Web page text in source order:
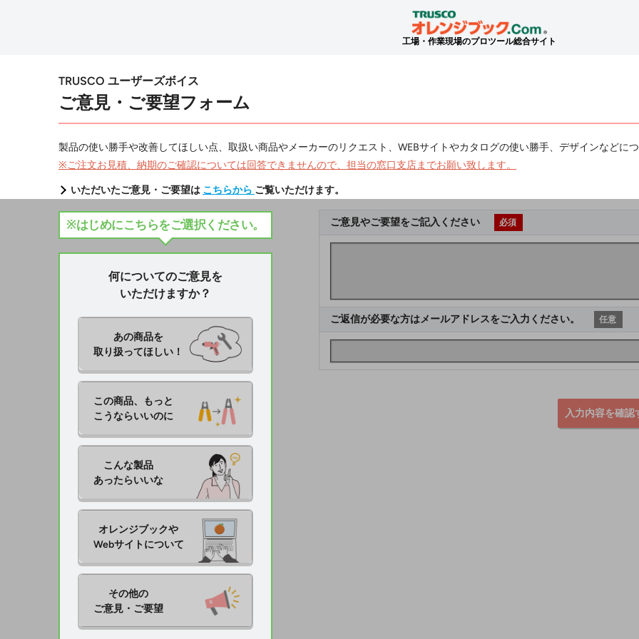
工場・作業現場のプロツール総合サイト
TRUSCO ユーザーズボイス
ご意見・ご要望フォーム
製品の使い勝手や改善してほしい点、取扱い商品やメーカーのリクエスト、WEBサイトやカタログの使い勝手、デザインなどに
※ご注文お見積、納期のご確認については回答できませんので、担当の窓口支店までお願い致します。
いただいたご意見・ご要望は こちらから ご覧いただけます。
※はじめにこちらをご選択ください。
何についてのご意見を
いただけますか？
あの商品を
取り扱ってほしい！
この商品、もっと
こうならいいのに
こんな製品
あったらいいな
オレンジブックや
Webサイトについて
その他の
ご意見・ご要望
ご意見やご要望をご記入ください 必須
ご返信が必要な方はメールアドレスをご入力ください。 任意
入力内容を確認